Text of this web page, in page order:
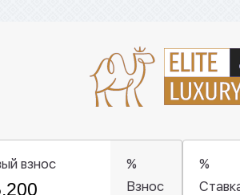
взнос
%
Взнос
%